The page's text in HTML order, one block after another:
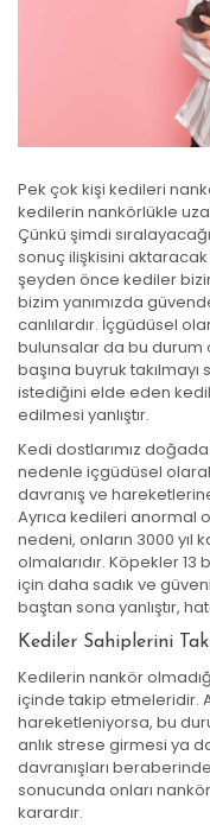
Pek çok kişi kedileri
kedilerin nankörlükle
Çünkü şimdi
sonuç ilişkisini aktaracak
şeyden önce kediler
bizim yanımızda
canlılardır. İçgüdüsel
bulunsalar da bu durum
başına buyruk
istediğini elde eden
edilmesi yanlıştır.
Kedi dostlarımız
nedenle içgüdüsel
davranış ve
Ayrıca kedileri anormal
nedeni, onların 3000 yıl
olmalarıdır. Köpekler 13
için daha sadık ve
baştan sona yanlıştır,
Kediler Sahiplerini
Kedilerin nankör
içinde takip etmeleridir.
hareketleniyorsa, bu
anlık strese girmesi ya
davranışları
sonucunda onları
karardır.